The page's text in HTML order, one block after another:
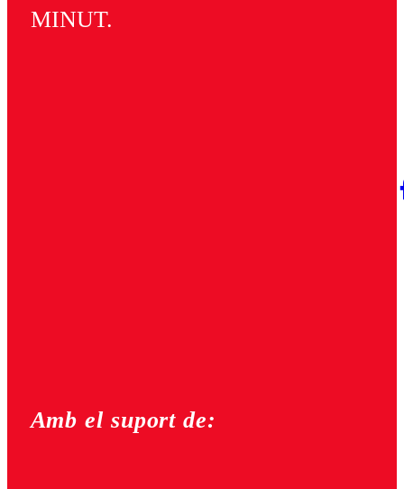
MINUT.
Amb el suport de: